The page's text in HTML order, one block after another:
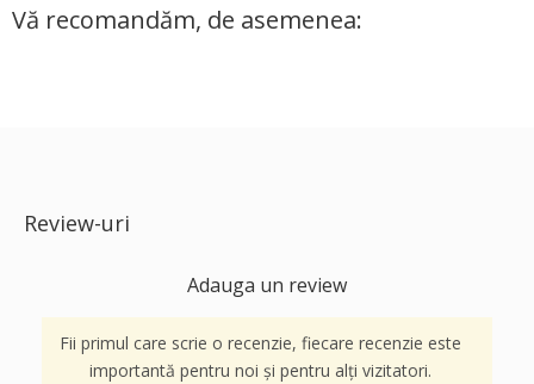
Vă recomandăm, de asemenea:
Review-uri
Adauga un review
Fii primul care scrie o recenzie, fiecare recenzie este
importantă pentru noi și pentru alți vizitatori.